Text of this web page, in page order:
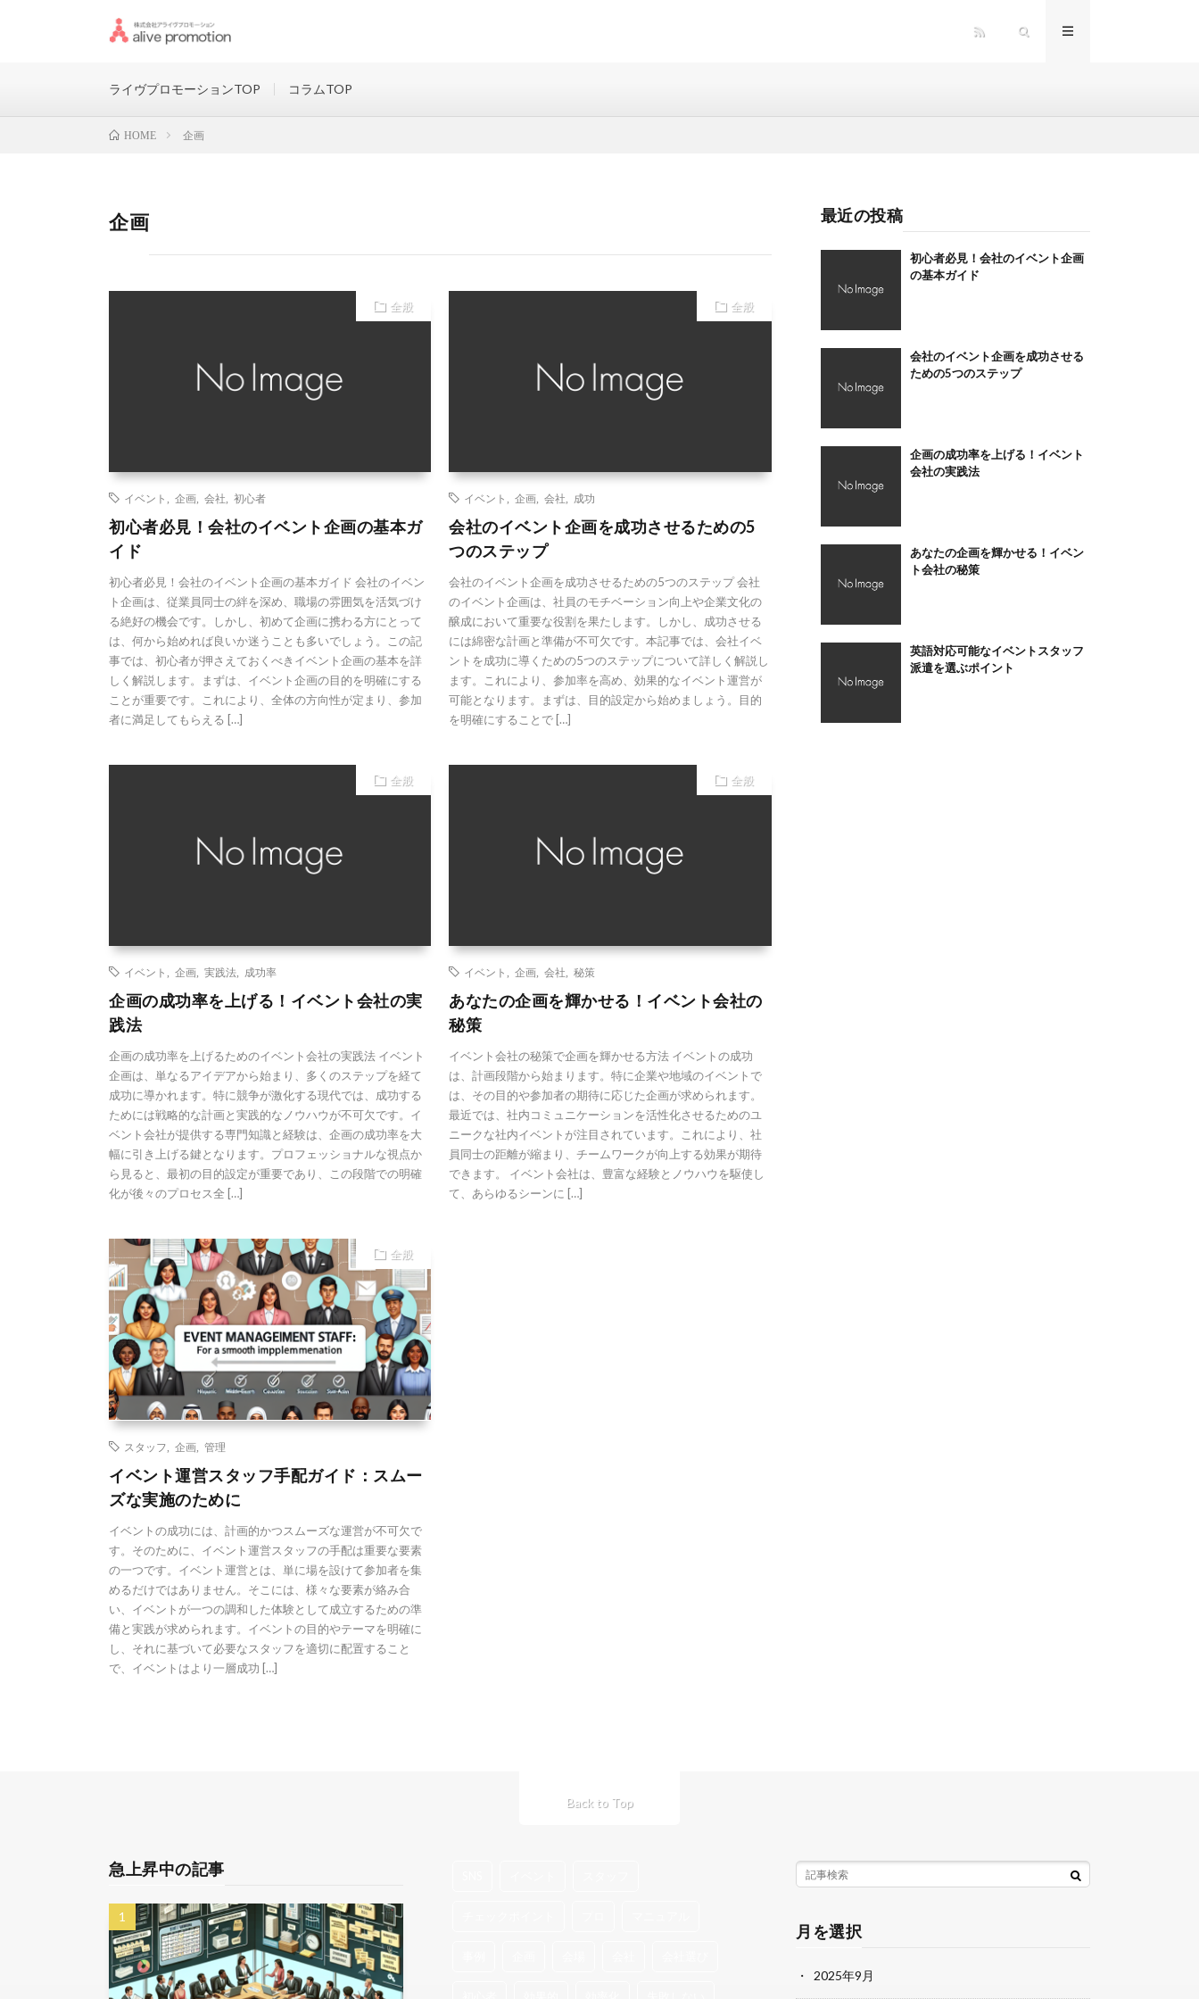
ライヴプロモーションTOP コラムTOP
HOME 企画
企画
全般
イベント 企画 会社 初心者
初心者必見！会社のイベント企画の基本ガ
イド
初心者必見！会社のイベント企画の基本ガイド 会社のイベン
ト企画は、従業員同士の絆を深め、職場の雰囲気を活気づけ
る絶好の機会です。しかし、初めて企画に携わる方にとって
は、何から始めれば良いか迷うことも多いでしょう。この記
事では、初心者が押さえておくべきイベント企画の基本を詳
しく解説します。まずは、イベント企画の目的を明確にする
ことが重要です。これにより、全体の方向性が定まり、参加
者に満足してもらえる […]
全般
イベント ,企画 ,会社 成功
会社のイベント企画を成功させるための5
つのステップ
会社のイベント企画を成功させるための5つのステップ 会社
のイベント企画は、社員のモチベーション向上や企業文化の
醸成において重要な役割を果たします。しかし、成功させる
には綿密な計画と準備が不可欠です。本記事では、会社イベ
ントを成功に導くための5つのステップについて詳しく解説し
ます。これにより、参加率を高め、効果的なイベント運営が
可能となります。まずは、目的設定から始めましょう。目的
を明確にすることで […]
全般
イベント 企画 実践法 成功率
企画の成功率を上げる！イベント会社の実
践法
企画の成功率を上げるためのイベント会社の実践法 イベント
企画は、単なるアイデアから始まり、多くのステップを経て
成功に導かれます。特に競争が激化する現代では、成功する
ためには戦略的な計画と実践的なノウハウが不可欠です。イ
ベント会社が提供する専門知識と経験は、企画の成功率を大
幅に引き上げる鍵となります。プロフェッショナルな視点か
ら見ると、最初の目的設定が重要であり、この段階での明確
化が後々のプロセス全 […]
全般
イベント ,企画 ,会社 ,秘策
あなたの企画を輝かせる！イベント会社の
秘策
イベント会社の秘策で企画を輝かせる方法 イベントの成功
は、計画段階から始まります。特に企業や地域のイベントで
は、その目的や参加者の期待に応じた企画が求められます。
最近では、社内コミュニケーションを活性化させるためのユ
ニークな社内イベントが注目されています。これにより、社
員同士の距離が縮まり、チームワークが向上する効果が期待
できます。 イベント会社は、豊富な経験とノウハウを駆使し
て、あらゆるシーンに […]
全般
スタッフ 企画 管理
イベント運営スタッフ手配ガイド：スムー
ズな実施のために
イベントの成功には、計画的かつスムーズな運営が不可欠で
す。そのために、イベント運営スタッフの手配は重要な要素
の一つです。イベント運営とは、単に場を設けて参加者を集
めるだけではありません。そこには、様々な要素が絡み合
い、イベントが一つの調和した体験として成立するための準
備と実践が求められます。イベントの目的やテーマを明確に
し、それに基づいて必要なスタッフを適切に配置すること
で、イベントはより一層成功 […]
最近の投稿
初心者必見！会社のイベント企画
の基本ガイド
会社のイベント企画を成功させる
ための5つのステップ
企画の成功率を上げる！イベント
会社の実践法
あなたの企画を輝かせる！イベン
ト会社の秘策
英語対応可能なイベントスタッフ
派遣を選ぶポイント
Back to Top
急上昇中の記事
月を選択
2025年9月